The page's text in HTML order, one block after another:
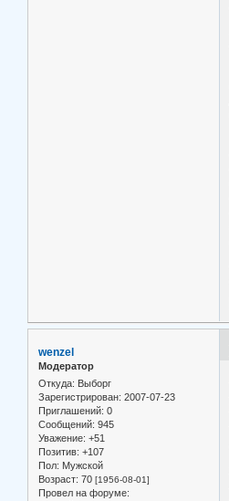
wenzel
Модератор
Откуда: Выборг
Зарегистрирован: 2007-07-23
Приглашений: 0
Сообщений: 945
Уважение: +51
Позитив: +107
Пол: Мужской
Возраст: 70 [1956-08-01]
Провел на форуме: